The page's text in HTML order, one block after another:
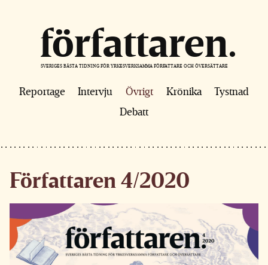
författaren
SVERIGES BÄSTA TIDNING FÖR YRKESVERKSAMMA FÖRFATTARE OCH ÖVERSÄTTARE
Reportage Intervju Övrigt Krönika
Tystnad
Debatt
Författaren 4/2020